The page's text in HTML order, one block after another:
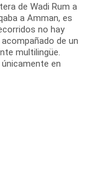
de Wadi Rum a
a Amman, es
no hay
de un
multilingüe.
en